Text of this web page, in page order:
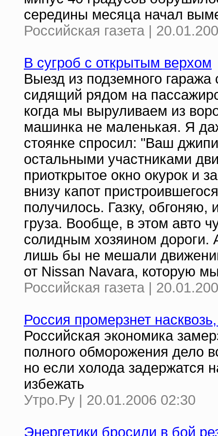
середины месяца начал
Российская газета |
В сугроб с открытым верхом
Выезд из подземного
сидящий рядом на
когда мы выруливаем из
машинка не маленькая. Я
стоянке спросил: "Ваш
остальными участниками
приоткрытое окно окурок и
внизу капот
получилось. Газку,
груза. Вообще, в этом авто
солидным хозяином дороги.
лишь бы не мешали
от Nissan Navara, которую
Российская газета |
Россия промерзнет
Российская экономика
полного обморожения дело
но если холода задержатся
избежать
Утро.Ру | 20.01.2006 02:30
Энергетики бросили в бой